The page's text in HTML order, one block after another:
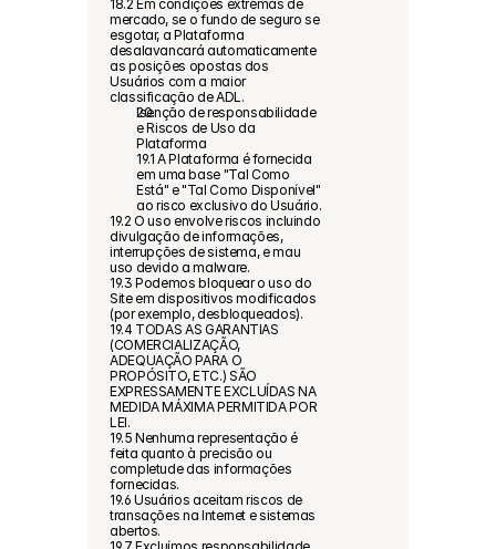
18.2 Em condições extremas de
mercado, se o fundo de seguro se
esgotar, a Plataforma
desalavancará automaticamente
as posições opostas dos
Usuários com a maior
classificação de ADL.
Isenção de responsabilidade
e Riscos de Uso da
Plataforma
19.1 A Plataforma é fornecida
em uma base "Tal Como
Está" e "Tal Como Disponível"
ao risco exclusivo do Usuário.
19.2 O uso envolve riscos incluindo
divulgação de informações,
interrupções de sistema, e mau
uso devido a malware.
19.3 Podemos bloquear o uso do
Site em dispositivos modificados
(por exemplo, desbloqueados).
19.4 TODAS AS GARANTIAS
(COMERCIALIZAÇÃO,
ADEQUAÇÃO PARA O
PROPÓSITO, ETC.) SÃO
EXPRESSAMENTE EXCLUÍDAS NA
MEDIDA MÁXIMA PERMITIDA POR
LEI.
19.5 Nenhuma representação é
feita quanto à precisão ou
completude das informações
fornecidas.
19.6 Usuários aceitam riscos de
transações na Internet e sistemas
abertos.